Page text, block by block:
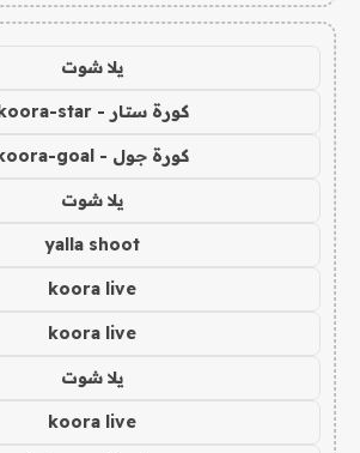
يلا شوت
كورة ستار - koora-star
كورة جول - koora-goal
يلا شوت
yalla shoot
koora live
koora live
يلا شوت
koora live